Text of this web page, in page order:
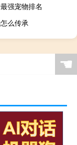
强宠物排名
么传承
☚